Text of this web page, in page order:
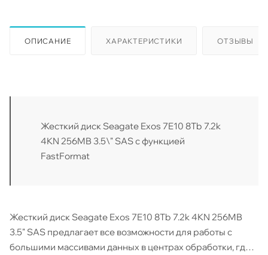
ОПИСАНИЕ ХАРАКТЕРИСТИКИ ОТЗЫВЫ
Жесткий диск Seagate Exos 7E10 8Tb 7.2k
4KN 256MB 3.5\" SAS с функцией
FastFormat
Жесткий диск Seagate Exos 7E10 8Tb 7.2k 4KN 256MB
3.5" SAS предлагает все возможности для работы с
большими массивами данных в центрах обработки, где